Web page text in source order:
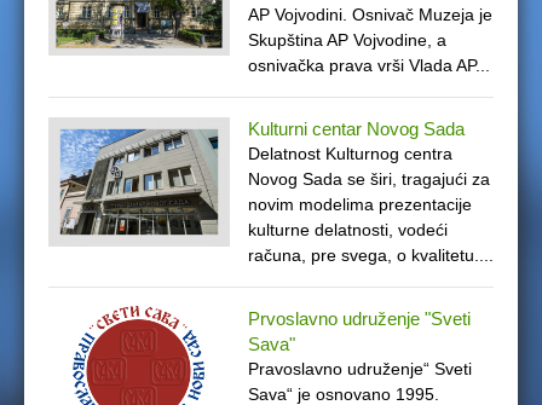
e
e
AP Vojvodini. Osnivač Muzeja je
Skupština AP Vojvodine, a
osnivačka prava vrši Vlada AP...
Kulturni centar Novog Sada
Delatnost Kulturnog centra
Novog Sada se širi, tragajući za
novim modelima prezentacije
kulturne delatnosti, vodeći
računa, pre svega, o kvalitetu....
Prvoslavno udruženje "Sveti
Sava"
Pravoslavno udruženje“ Sveti
Sava“ je osnovano 1995.